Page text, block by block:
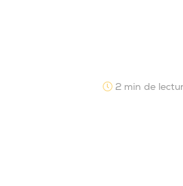
2 min de